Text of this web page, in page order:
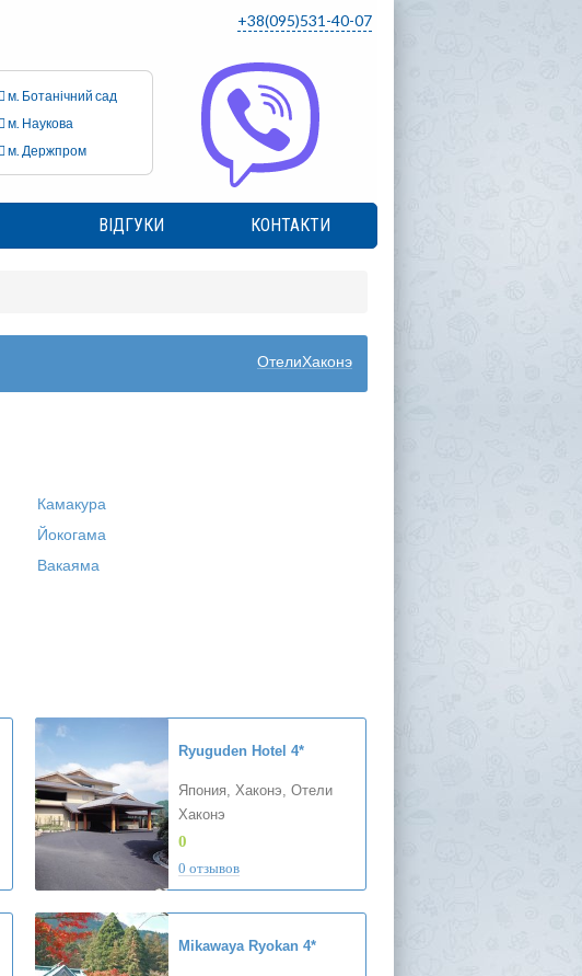
+38(095)531-40-07
м. Ботанічний сад
м. Наукова
м. Держпром
ВІДГУКИ КОНТАКТИ
ОтелиХаконэ
Камакура
Йокогама
Вакаяма
Ryuguden Hotel 4*
Япония, Хаконэ, Отели
Хаконэ
0
0 отзывов
Mikawaya Ryokan 4*